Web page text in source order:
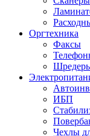
Оргтехника
Факсы
ИБП
Чехлы